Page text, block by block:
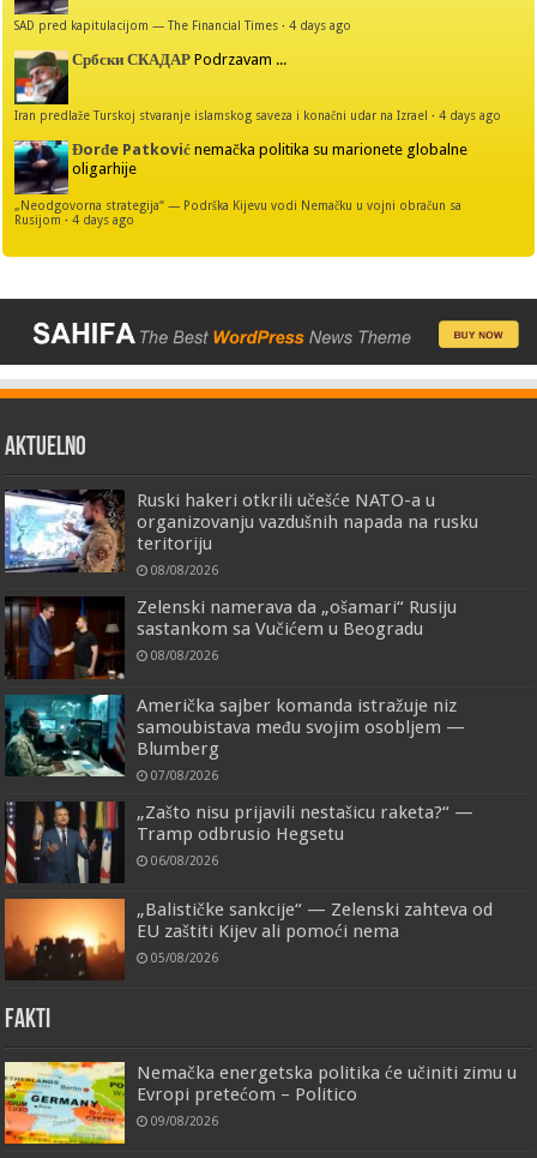
SAD pred kapitulacijom — The Financial Times ·4 days ago
Србски СКАДАР Podrzavam ...
Iran predlaže Turskoj stvaranje islamskog saveza i konačni udar na Izrael ·4 days ago
Đorđe Patković nemačka politika su marionete globalne
oligarhije
„Neodgovorna strategija“ — Podrška Kijevu vodi Nemačku u vojni obračun sa
Rusijom ·4 days ago
AKTUELNO
Ruski hakeri otkrili učešće NATO-a u
organizovanju vazdušnih napada na rusku
teritoriju
08/08/2026
Zelenski namerava da „ošamari“ Rusiju
sastankom sa Vučićem u Beogradu
08/08/2026
Američka sajber komanda istražuje niz
samoubistava među svojim osobljem —
Blumberg
07/08/2026
„Zašto nisu prijavili nestašicu raketa?“ —
Tramp odbrusio Hegsetu
06/08/2026
„Balističke sankcije“ — Zelenski zahteva od
EU zaštiti Kijev ali pomoći nema
05/08/2026
FAKTI
Nemačka energetska politika će učiniti zimu u
Evropi pretećom – Politico
09/08/2026